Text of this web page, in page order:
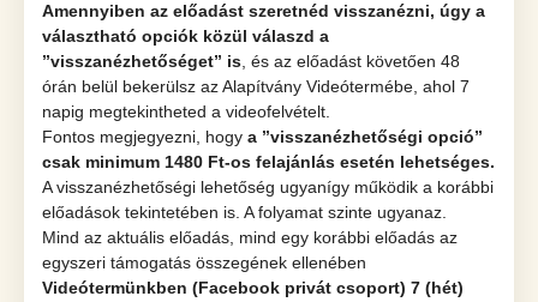
Amennyiben az előadást szeretnéd visszanézni, úgy a
választható opciók közül válaszd a
’’visszanézhetőséget” is , és az előadást követően 48
órán belül bekerülsz az Alapítvány Videótermébe, ahol 7
napig megtekintheted a videofelvételt.
Fontos megjegyezni, hogy a ’’visszanézhetőségi opció”
csak minimum 1480 Ft-os felajánlás esetén lehetséges.
A visszanézhetőségi lehetőség ugyanígy működik a korábbi
előadások tekintetében is. A folyamat szinte ugyanaz.
Mind az aktuális előadás, mind egy korábbi előadás az
egyszeri támogatás összegének ellenében
Videótermünkben (Facebook privát csoport) 7 (hét)